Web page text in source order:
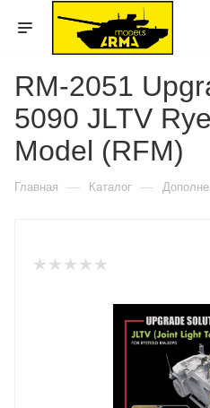
RM-2051
5090 JLTV
Model (RFM)
Главная — Каталог —